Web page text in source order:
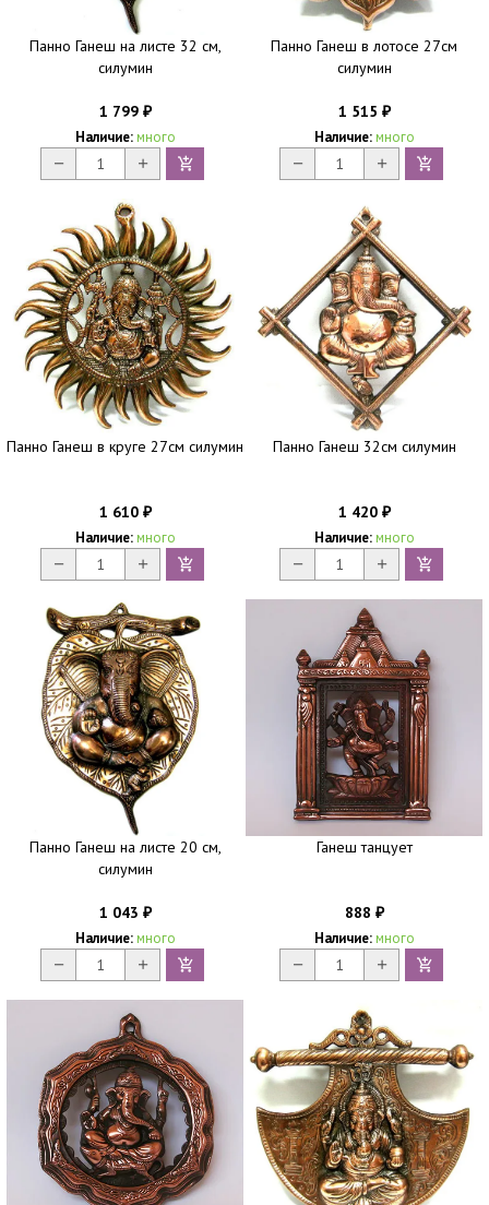
Панно Ганеш на листе 32 см,
силумин
1 799 ₽
Наличие: много
Панно Ганеш в лотосе 27см
силумин
1 515 ₽
Наличие: много
Панно Ганеш в круге 27см силумин
1 610 ₽
Наличие: много
Панно Ганеш 32см силумин
1 420 ₽
Наличие: много
Панно Ганеш на листе 20 см,
силумин
1 043 ₽
Наличие: много
Ганеш танцует
888 ₽
Наличие: много